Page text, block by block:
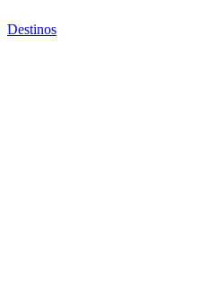
Destinos